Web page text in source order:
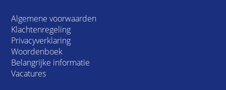
Algemene voorwaarden
Klachtenregeling
Privacyverklaring
Woordenboek
Belangrijke informatie
Vacatures